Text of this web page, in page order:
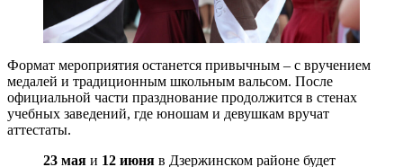
Формат мероприятия останется привычным – с вручением
медалей и традиционным школьным вальсом. После
официальной части празднование продолжится в стенах
учебных заведений, где юношам и девушкам вручат
аттестаты.
23 мая и 12 июня в Дзержинском районе будет